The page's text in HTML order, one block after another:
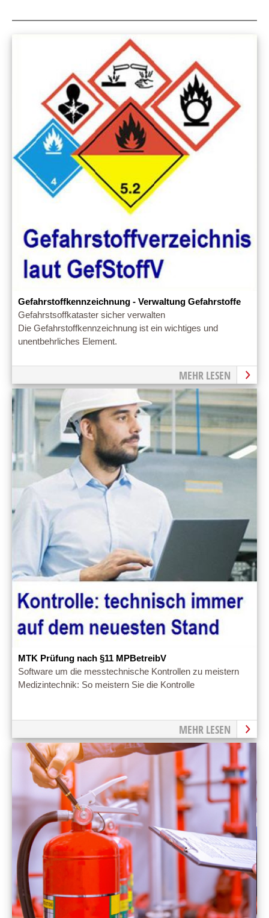
Gefahrstoffkennzeichnung - Verwaltung Gefahrstoffe
Gefahrstsoffkataster sicher verwalten
Die Gefahrstoffkennzeichnung ist ein wichtiges und
unentbehrliches Element.
MEHR LESEN
MTK Prüfung nach §11 MPBetreibV
Software um die messtechnische Kontrollen zu meistern
Medizintechnik: So meistern Sie die Kontrolle
MEHR LESEN